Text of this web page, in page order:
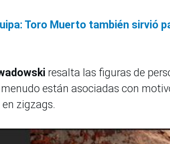
Toro Muerto también sirvió
resalta las figuras de
menudo están asociadas con
zigzags.